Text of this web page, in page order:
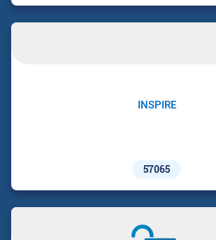
INSPIRE
57065